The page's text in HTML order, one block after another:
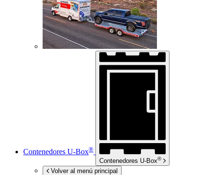
Contenedores U-Box®
Contenedores U-Box®
Volver al menú principal